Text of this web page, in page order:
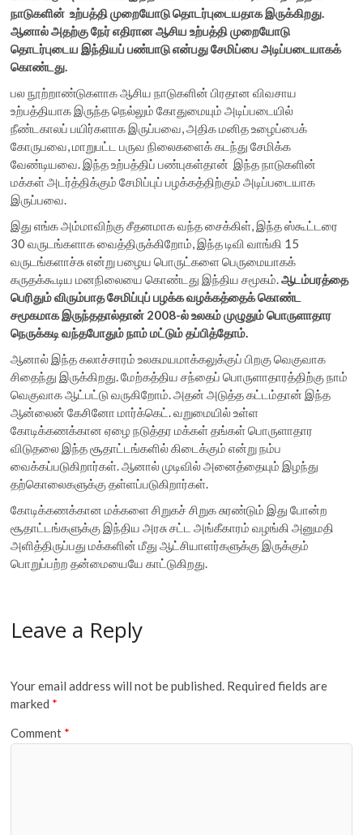
நாடுகளின் உற்பத்தி முறையோடு தொடர்புடையதாக இருக்கிறது.
ஆனால் அதற்கு நேர் எதிரான ஆசிய உற்பத்தி முறையோடு
தொடர்புடைய இந்தியப் பண்பாடு என்பது சேமிப்பை அடிப்படையாகக்
கொண்டது.
பல நூற்றாண்டுகளாக ஆசிய நாடுகளின் பிரதான விவசாய
உற்பத்தியாக இருந்த நெல்லும் கோதுமையும் அடிப்படையில்
நீண்டகாலப் பயிர்களாக இருப்பவை, அதிக மனித உழைப்பைக்
கோருபவை, மாறுபட்ட பருவ நிலைகளைக் கடந்து சேமிக்க
வேண்டியவை. இந்த உற்பத்திப் பண்புகள்தான் இந்த நாடுகளின்
மக்கள் அடர்த்திக்கும் சேமிப்புப் பழக்கத்திற்கும் அடிப்படையாக
இருப்பவை.
இது எங்க அம்மாவிற்கு சீதனமாக வந்த சைக்கிள், இந்த ஸ்கூட்டரை
30 வருடங்களாக வைத்திருக்கிறோம், இந்த டிவி வாங்கி 15
வருடங்களாச்சு என்று பழைய பொருட்களை பெருமையாகக்
கருதக்கூடிய மனநிலையை கொண்டது இந்திய சமூகம்.ஆடம்பரத்தை
பெரிதும் விரும்பாத சேமிப்புப் பழக்க வழக்கத்தைக் கொண்ட
சமூகமாக இருந்ததால்தான் 2008-ல் உலகம் முழுதும் பொருளாதார
நெருக்கடி வந்தபோதும் நாம் மட்டும் தப்பித்தோம்.
ஆனால் இந்த கலாச்சாரம் உலகமயமாக்கலுக்குப் பிறகு வெகுவாக
சிதைந்து இருக்கிறது. மேற்கத்திய சந்தைப் பொருளாதாரத்திற்கு நாம்
வெகுவாக ஆட்பட்டு வருகிறோம். அதன் அடுத்த கட்டம்தான் இந்த
ஆன்லைன் கேசினோ மார்க்கெட். வறுமையில் உள்ள
கோடிக்கணக்கான ஏழை நடுத்தர மக்கள் தங்கள் பொருளாதார
விடுதலை இந்த சூதாட்டங்களில் கிடைக்கும் என்று நம்ப
வைக்கப்படுகிறார்கள். ஆனால் முடிவில் அனைத்தையும் இழந்து
தற்கொலைகளுக்கு தள்ளப்படுகிறார்கள்.
கோடிக்கணக்கான மக்களை சிறுகச் சிறுக சுரண்டும் இது போன்ற
சூதாட்டங்களுக்கு இந்திய அரசு சட்ட அங்கீகாரம் வழங்கி அனுமதி
அளித்திருப்பது மக்களின் மீது ஆட்சியாளர்களுக்கு இருக்கும்
பொறுப்பற்ற தன்மையையே காட்டுகிறது.
Leave a Reply
Your email address will not be published. Required fields are
marked *
Comment *